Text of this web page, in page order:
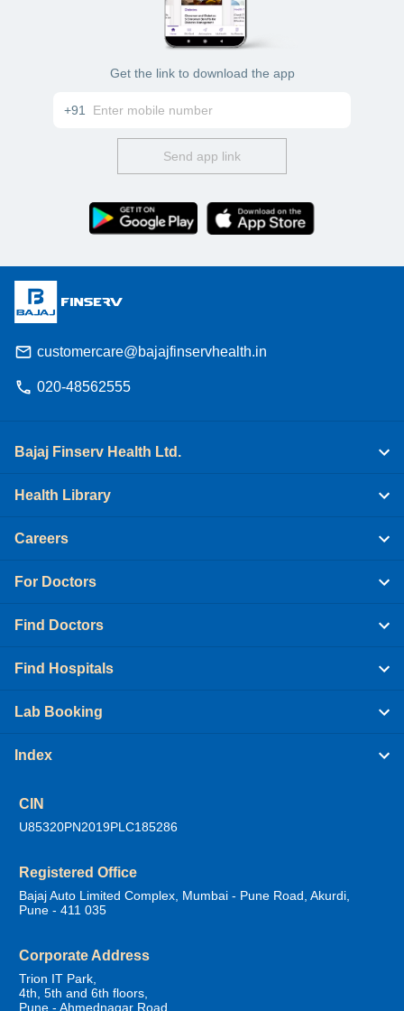
Get the link to download the app
+91
Send app link
customercare@bajajfinservhealth.in
020-48562555
Bajaj Finserv Health Ltd.
Health Library
Careers
For Doctors
Find Doctors
Find Hospitals
Lab Booking
Index
CIN
U85320PN2019PLC185286
Registered Office
Bajaj Auto Limited Complex, Mumbai - Pune Road, Akurdi,
Pune - 411 035
Corporate Address
Trion IT Park,
4th, 5th and 6th floors,
Pune - Ahmednagar Road,